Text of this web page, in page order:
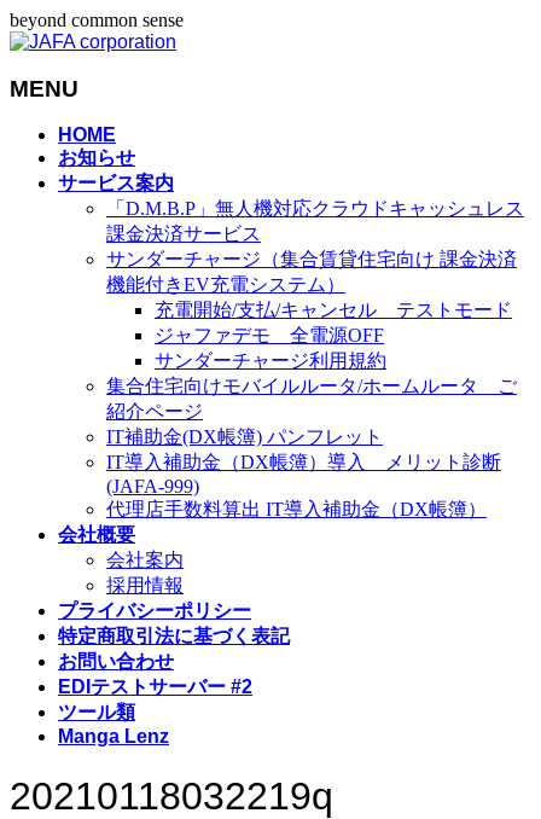
beyond common sense
MENU
HOME
お知らせ
サービス案内
「D.M.B.P」無人機対応クラウドキャッシュレス
課金決済サービス
サンダーチャージ（集合賃貸住宅向け 課金決済
機能付きEV充電システム）
充電開始/支払/キャンセル テストモード
ジャファデモ 全電源OFF
サンダーチャージ利用規約
集合住宅向けモバイルルータ/ホームルータ ご
紹介ページ
IT補助金(DX帳簿) パンフレット
IT導入補助金（DX帳簿）導入 メリット診断
(JAFA-999)
代理店手数料算出 IT導入補助金（DX帳簿）
会社概要
会社案内
採用情報
プライバシーポリシー
特定商取引法に基づく表記
お問い合わせ
EDIテストサーバー #2
ツール類
Manga Lenz
20210118032219q